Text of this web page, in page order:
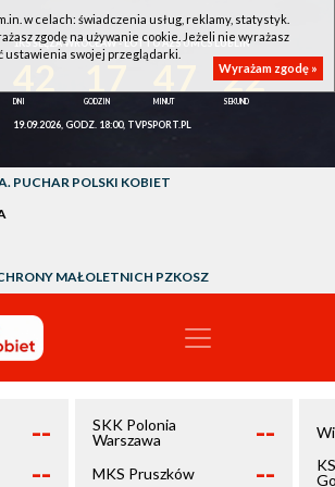
1KS ŚLĘZA WROCŁAW - LOTTO AZS UMCS LUBLIN
22
19.09.2026, GODZ. 18:00, TVPSPORT.PL
PUCHAR POLSKI KOBIET
MAŁOLETNICH PZKOSZ
--
--
SKK Polonia
Warszawa
--
MKS Pruszków --
w celach: świadczenia usług, reklamy, statystyk.
zgodę na używanie cookie. Jeżeli nie wyrażasz
ustawienia swojej przeglądarki.
Wyrażam zgodę »